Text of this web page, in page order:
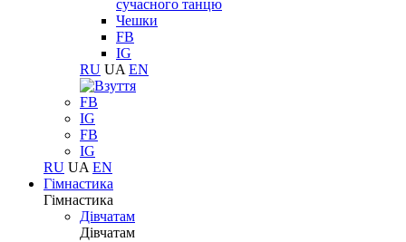
сучасного танцю
Чешки
FB
IG
RU UA EN
FB
IG
FB
IG
RU UA EN
Гімнастика
Гімнастика
Дівчатам
Дівчатам